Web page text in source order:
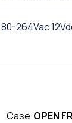
264Vac
Case:OPEN